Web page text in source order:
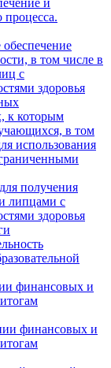
и
процесса.
в том числе в
с
здоровья
к которым
в том
использования
получения
липцами с
здоровья
финансовых и
финансовых и